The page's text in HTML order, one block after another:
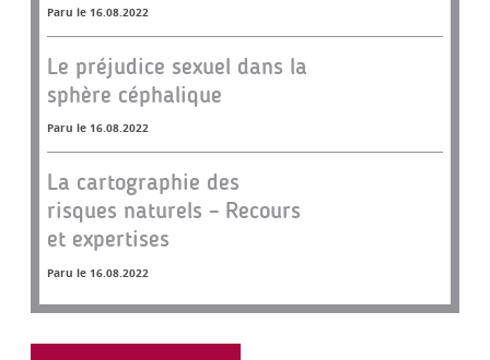
Paru le 16.08.2022
Le préjudice sexuel dans la
sphère céphalique
Paru le 16.08.2022
La cartographie des
risques naturels – Recours
et expertises
Paru le 16.08.2022